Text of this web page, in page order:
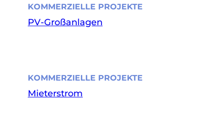
KOMMERZIELLE PROJEKTE
PV-Großanlagen
KOMMERZIELLE PROJEKTE
Mieterstrom